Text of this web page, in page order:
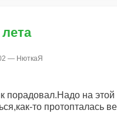
— НюткаЯ
порадовал.Надо на
то протопталась